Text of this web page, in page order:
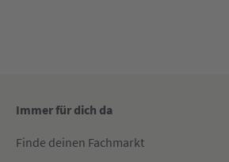
Immer für dich da
Finde deinen Fachmarkt